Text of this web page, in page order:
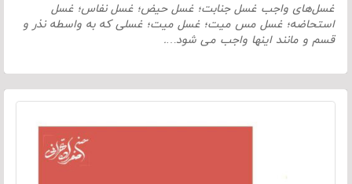
غسل‌های واجب غسل جنابت؛ غسل حيض؛ غسل نفاس؛ غسل
استحاضه؛ غسل مس ميت؛ غسل ميت؛ غسلی که به واسطه نذر و
قسم و مانند اينها واجب می شود….